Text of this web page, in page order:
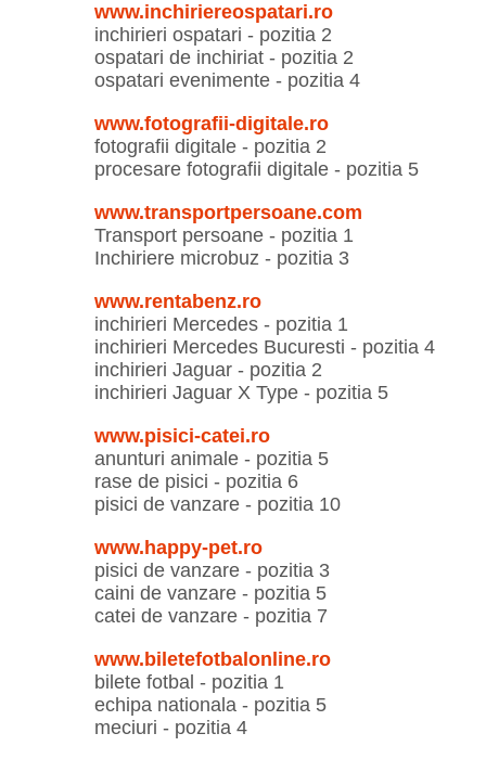
www.inchiriereospatari.ro
inchirieri ospatari - pozitia 2
ospatari de inchiriat - pozitia 2
ospatari evenimente - pozitia 4
www.fotografii-digitale.ro
fotografii digitale - pozitia 2
procesare fotografii digitale - pozitia 5
www.transportpersoane.com
Transport persoane - pozitia 1
Inchiriere microbuz - pozitia 3
www.rentabenz.ro
inchirieri Mercedes - pozitia 1
inchirieri Mercedes Bucuresti - pozitia 4
inchirieri Jaguar - pozitia 2
inchirieri Jaguar X Type - pozitia 5
www.pisici-catei.ro
anunturi animale - pozitia 5
rase de pisici - pozitia 6
pisici de vanzare - pozitia 10
www.happy-pet.ro
pisici de vanzare - pozitia 3
caini de vanzare - pozitia 5
catei de vanzare - pozitia 7
www.biletefotbalonline.ro
bilete fotbal - pozitia 1
echipa nationala - pozitia 5
meciuri - pozitia 4